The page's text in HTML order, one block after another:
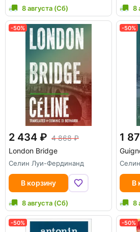
8 августа (Сб) 8
-50%
2 434
4 868
London Bridge
Селин Луи-Фердинанд
В корзину
8 августа (Сб)
-50%
1
В
8
-50% -50%